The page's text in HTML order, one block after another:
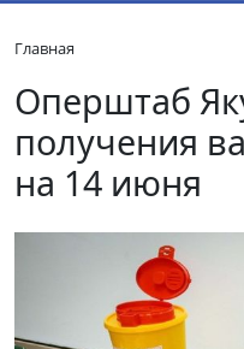
Главная
Оперштаб
получения
на 14 июня